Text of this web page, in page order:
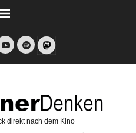
YouTubeSpotify
direkt nach dem Kino